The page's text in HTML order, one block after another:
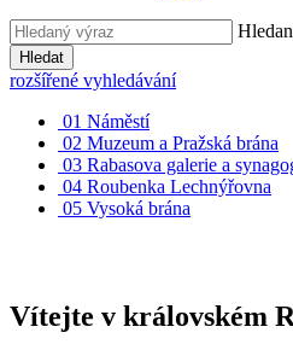
Hledat
rozšířené vyhledávání
01 Náměstí
02 Muzeum a Pražská brána
03 Rabasova galerie a
04 Roubenka Lechnýřovna
05 Vysoká brána
Vítejte v královském